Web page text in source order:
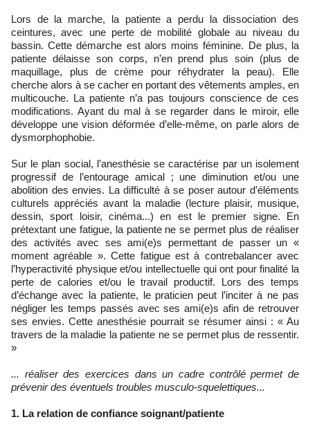
Lors de la marche, la patiente a perdu la dissociation des
ceintures, avec une perte de mobilité globale au niveau du
bassin. Cette démarche est alors moins féminine. De plus, la
patiente délaisse son corps, n’en prend plus soin (plus de
maquillage, plus de crème pour réhydrater la peau). Elle
cherche alors à se cacher en portant des vêtements amples, en
multicouche. La patiente n’a pas toujours conscience de ces
modifications. Ayant du mal à se regarder dans le miroir, elle
développe une vision déformée d’elle-même, on parle alors de
dysmorphophobie.
Sur le plan social, l’anesthésie se caractérise par un isolement
progressif de l’entourage amical ; une diminution et/ou une
abolition des envies. La difficulté à se poser autour d’éléments
culturels appréciés avant la maladie (lecture plaisir, musique,
dessin, sport loisir, cinéma...) en est le premier signe. En
prétextant une fatigue, la patiente ne se permet plus de réaliser
des activités avec ses ami(e)s permettant de passer un «
moment agréable ». Cette fatigue est à contrebalancer avec
l’hyperactivité physique et/ou intellectuelle qui ont pour finalité la
perte de calories et/ou le travail productif. Lors des temps
d’échange avec la patiente, le praticien peut l’inciter à ne pas
négliger les temps passés avec ses ami(e)s afin de retrouver
ses envies. Cette anesthésie pourrait se résumer ainsi : « Au
travers de la maladie la patiente ne se permet plus de ressentir.
»
... réaliser des exercices dans un cadre contrôlé permet de
prévenir des éventuels troubles musculo-squelettiques...
1. La relation de confiance soignant/patiente